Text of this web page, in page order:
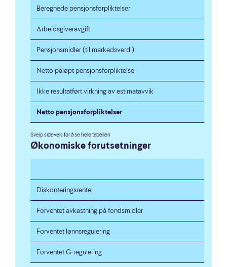
Beregnede pensjonsforpliktelser
Arbeidsgiveravgift
Pensjonsmidler (til markedsverdi)
Netto påløpt pensjonsforpliktelse
Ikke resultatført virkning av estimatavvik
Netto pensjonsforpliktelser
Økonomiske forutsetninger
Diskonteringsrente
Forventet avkastning på fondsmidler
Forventet lønnsregulering
Forventet G-regulering